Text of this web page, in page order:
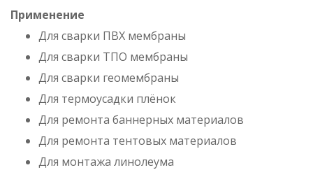
Применение
Для сварки ПВХ мембраны
Для сварки ТПО мембраны
Для сварки геомембраны
Для термоусадки плёнок
Для ремонта баннерных материалов
Для ремонта тентовых материалов
Для монтажа линолеума